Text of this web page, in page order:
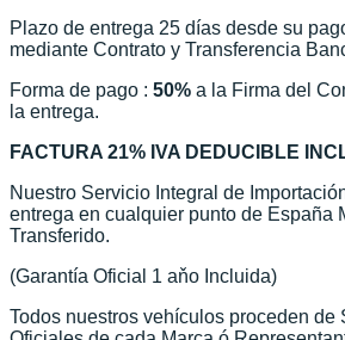
Plazo de entrega 25 días desde su
mediante Contrato y Transferencia
Forma de pago : 50% a la Firma del
la entrega.
FACTURA 21% IVA DEDUCIBLE
Nuestro Servicio Integral de
entrega en cualquier punto de España
Transferido.
(Garantía Oficial 1 aňo Incluida)
Todos nuestros vehículos proceden de